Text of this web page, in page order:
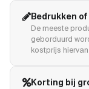
Bedrukken
De meeste
geborduurd
kostprijs
Korting bij